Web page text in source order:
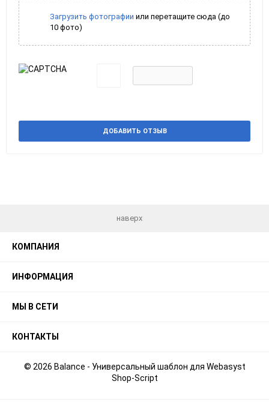
Загрузить фотографии или перетащите сюда (до
10 фото)
ДОБАВИТЬ ОТЗЫВ
наверх
КОМПАНИЯ
ИНФОРМАЦИЯ
МЫ В СЕТИ
КОНТАКТЫ
© 2026 Balance - Универсальный шаблон для Webasyst
Shop-Script